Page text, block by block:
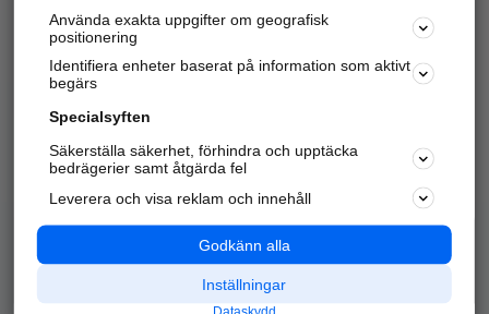
Kom igång och annonsera mot
samarbetspartners nära dig.
Alla kategorier
Populära sökningar
API & Kartor
Annonsera
Integritet
Nödnummer
Använda exakta uppgifter om geografisk
positionering
Identifiera enheter baserat på information som aktivt
begärs
Specialsyften
Säkerställa säkerhet, förhindra och upptäcka
bedrägerier samt åtgärda fel
Leverera och visa reklam och innehåll
Godkänn alla
Inställningar
Dataskydd